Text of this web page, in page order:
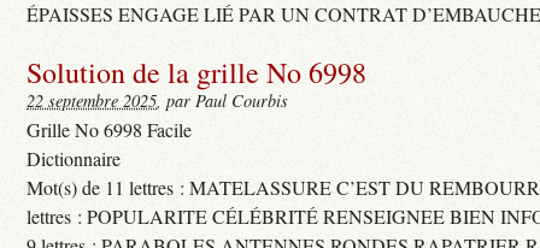
ÉPAISSES ENGAGE LIÉ PAR UN CONTRAT
Solution de la grille No 6998
22 septembre 2025, par Paul Courbis
Grille No 6998 Facile
Dictionnaire
Mot(s) de 11 lettres : MATELASSURE C’EST DU
lettres : POPULARITE CÉLÉBRITÉ RENSEIGNEE BIEN